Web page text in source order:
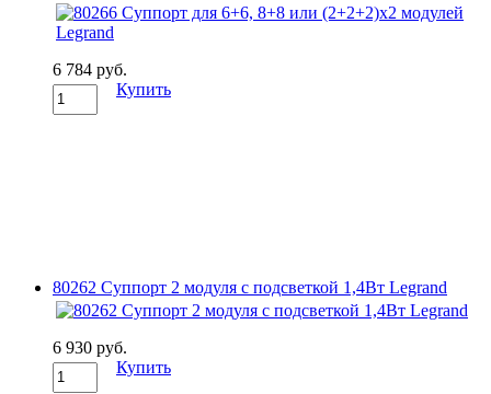
6 784 руб.
Купить
80262 Суппорт 2 модуля с подсветкой 1,4Вт Legrand
6 930 руб.
Купить